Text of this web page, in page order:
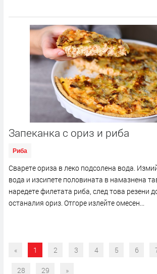
Запеканка с ориз и риба
Риба
Сварете ориза в леко подсолена вода.
вода и изсипете половината в намазнена
наредете филетата риба, след това резени
останалия ориз. Отгоре излейте омесен...
« 1 2 3 4 5 6
28 29 »